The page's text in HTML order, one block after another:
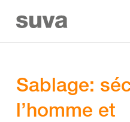
Sablage:
l’homme et